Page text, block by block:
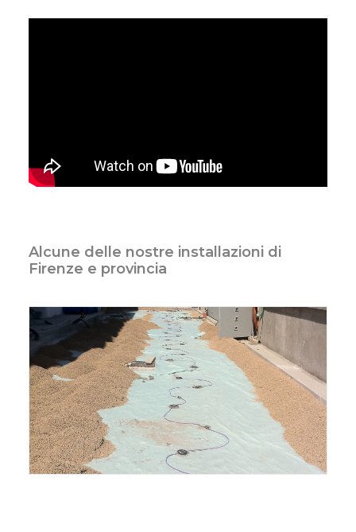
Alcune delle nostre installazioni di
Firenze e provincia